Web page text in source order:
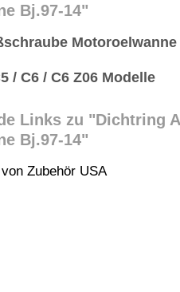
Bj.97-14"
Motoroelwanne
/ C6 / C6 Z06 Modelle
Links zu "Dichtring
Bj.97-14"
Zubehör USA